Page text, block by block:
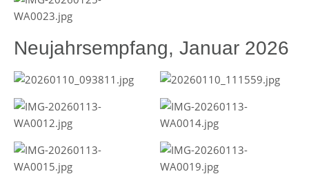
Neujahrsempfang, Januar 2026